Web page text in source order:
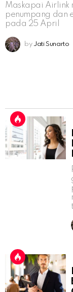
Maskapai Airlink
penumpang dan
pada 25 April
by Jati Sunarto